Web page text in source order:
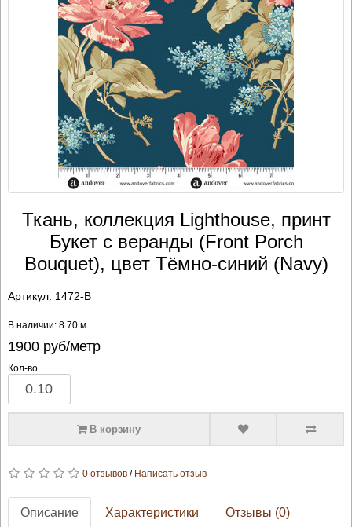
Ткань, коллекция Lighthouse, принт
Букет с веранды (Front Porch
Bouquet), цвет Тёмно-синий (Navy)
Артикул: 1472-B
В наличии: 8.70 м
1900руб/метр
Кол-во
В корзину
0 отзывов/ Написать отзыв
Описание Характеристики Отзывы (0)